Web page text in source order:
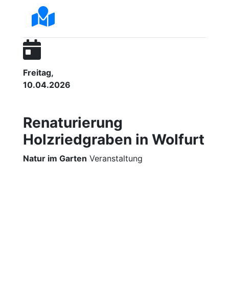
Freitag,
10.04.2026
Renaturierung
Holzriedgraben in Wolfurt
Natur im Garten Veranstaltung